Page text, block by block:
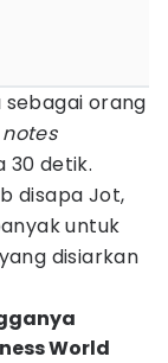
orang
30 detik.
disapa Jot,
untuk
disiarkan
World